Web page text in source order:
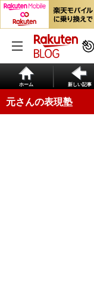
ホーム 新しい記事
元さんの表現塾